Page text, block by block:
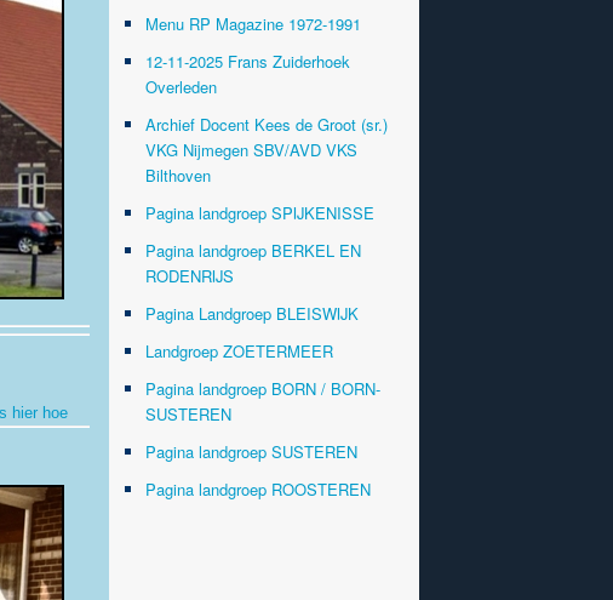
hier hoe
Menu RP Magazine 1972-1991
12-11-2025 Frans Zuiderhoek
Overleden
Archief Docent Kees de Groot (sr.)
VKG Nijmegen SBV/AVD VKS
Bilthoven
Pagina landgroep SPIJKENISSE
Pagina landgroep BERKEL EN
RODENRIJS
Pagina Landgroep BLEISWIJK
Landgroep ZOETERMEER
Pagina landgroep BORN / BORN-
SUSTEREN
Pagina landgroep SUSTEREN
Pagina landgroep ROOSTEREN